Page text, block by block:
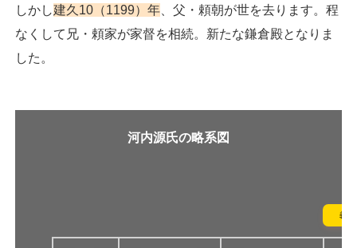
しかし建久10（1199）年 、父・頼朝が世を去ります。程
なくして兄・頼家が家督を相続。新たな鎌倉殿となりま
した。
河内源氏の略系図
義朝